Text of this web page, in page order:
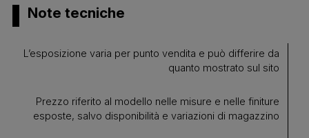
Note tecniche
L’esposizione varia per punto vendita e può differire da
quanto mostrato sul sito
Prezzo riferito al modello nelle misure e nelle finiture
esposte, salvo disponibilità e variazioni di magazzino